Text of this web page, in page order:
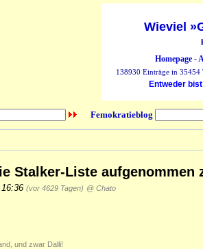
Wieviel
Homepage-
138930 Einträge in 35454
Entweder
Femokratieblog
Stalker-Liste aufgenommen
(vor 4629 Tagen) @ Chato
und zwar Dalli!